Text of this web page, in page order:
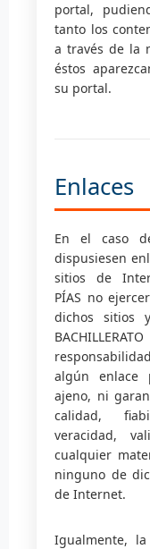
portal,
tanto los
a través de la
éstos
su portal.
Enlaces
En el caso
dispusiesen
sitios de
PÍAS no
dichos sitios
algún enlace
ajeno, ni
calidad,
veracidad,
cualquier
ninguno de
de Internet.
Igualmente,